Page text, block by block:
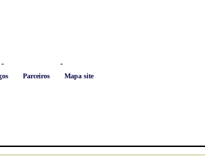
- -
Parceiros Mapa site